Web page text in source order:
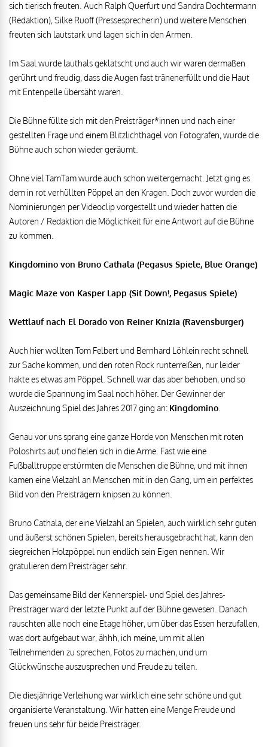
sich tierisch freuten. Auch Ralph Querfurt und Sandra Dochtermann
(Redaktion), Silke Ruoff (Pressesprecherin) und weitere Menschen
freuten sich lautstark und lagen sich in den Armen.
Im Saal wurde lauthals geklatscht und auch wir waren dermaßen
gerührt und freudig, dass die Augen fast tränenerfüllt und die Haut
mit Entenpelle übersäht waren.
Die Bühne füllte sich mit den Preisträger*innen und nach einer
gestellten Frage und einem Blitzlichthagel von Fotografen, wurde die
Bühne auch schon wieder geräumt.
Ohne viel TamTam wurde auch schon weitergemacht. Jetzt ging es
dem in rot verhüllten Pöppel an den Kragen. Doch zuvor wurden die
Nominierungen per Videoclip vorgestellt und wieder hatten die
Autoren / Redaktion die Möglichkeit für eine Antwort auf die Bühne
zu kommen.
Kingdomino von Bruno Cathala (Pegasus Spiele, Blue Orange)
Magic Maze von Kasper Lapp (Sit Down!, Pegasus Spiele)
Wettlauf nach El Dorado von Reiner Knizia (Ravensburger)
Auch hier wollten Tom Felbert und Bernhard Löhlein recht schnell
zur Sache kommen, und den roten Rock runterreißen, nur leider
hakte es etwas am Pöppel. Schnell war das aber behoben, und so
wurde die Spannung im Saal noch höher. Der Gewinner der
Auszeichnung Spiel des Jahres 2017 ging an: Kingdomino
Genau vor uns sprang eine ganze Horde von Menschen mit roten
Poloshirts auf, und fielen sich in die Arme. Fast wie eine
Fußballtruppe erstürmten die Menschen die Bühne, und mit ihnen
kamen eine Vielzahl an Menschen mit in den Gang, um ein perfektes
Bild von den Preisträgern knipsen zu können.
Bruno Cathala, der eine Vielzahl an Spielen, auch wirklich sehr guten
und äußerst schönen Spielen, bereits herausgebracht hat, kann den
siegreichen Holzpöppel nun endlich sein Eigen nennen. Wir
gratulieren dem Preisträger sehr.
Das gemeinsame Bild der Kennerspiel- und Spiel des Jahres-
Preisträger ward der letzte Punkt auf der Bühne gewesen. Danach
rauschten alle noch eine Etage höher, um über das Essen herzufallen,
was dort aufgebaut war, ähhh, ich meine, um mit allen
Teilnehmenden zu sprechen, Fotos zu machen, und um
Glückwünsche auszusprechen und Freude zu teilen.
Die diesjährige Verleihung war wirklich eine sehr schöne und gut
organisierte Veranstaltung. Wir hatten eine Menge Freude und
freuen uns sehr für beide Preisträger.